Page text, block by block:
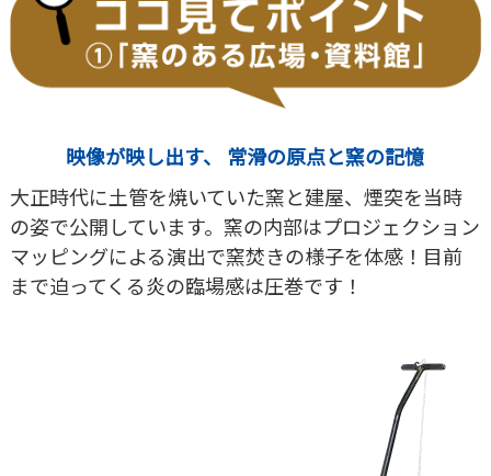
映像が映し出す、 常滑の原点と窯の記憶
大正時代に土管を焼いていた窯と建屋、煙突を当時
の姿で公開しています。窯の内部はプロジェクション
マッピングによる演出で窯焚きの様子を体感！目前
まで迫ってくる炎の臨場感は圧巻です！